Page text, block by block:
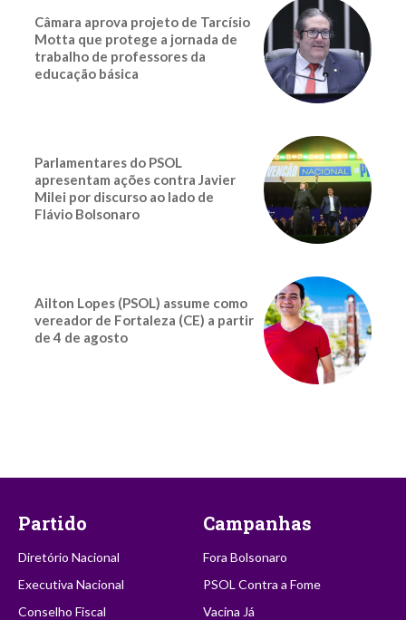
Câmara aprova projeto de Tarcísio
Motta que protege a jornada de
trabalho de professores da
educação básica
Parlamentares do PSOL
apresentam ações contra Javier
Milei por discurso ao lado de
Flávio Bolsonaro
Ailton Lopes (PSOL) assume como
vereador de Fortaleza (CE) a partir
de 4 de agosto
Partido
Diretório Nacional
Executiva Nacional
Conselho Fiscal
Campanhas
Fora Bolsonaro
PSOL Contra a Fome
Vacina Já